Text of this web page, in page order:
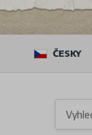
ČESKY